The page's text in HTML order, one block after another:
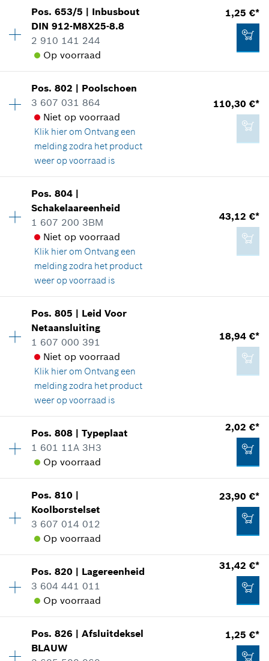
Aan winkelwagen toevoegen
58,02 €*
Aan winkelwagen toevoegen
Prijsgroep:32
reserveonderdelen informatie
Toepassingsinstructie
27,81 €*
*Prijs incl. BTW
Pos.653/5 | Inbusbout
DIN 912-M8X25-8.8
2 910 141 244
Op voorraad
1,25 €*
Prijsgroep :11
reserveonderdelen informatie
Toepassingsinstructie
In weergave tonen
1,25 €*
*Prijs incl. BTW
Aan winkelwagen toevoegen
Pos.802 | Poolschoen
3 607 031 864
Niet op voorraad
Klik hier om Ontvang een
melding zodra het product
weer op voorraad is
110,30 €*
Prijsgroep
reserveonderdelen informatie
Toepassingsinstructie
In weergave tonen
110,30 €*
*Prijs incl. BTW
Aan winkelwagen toevoegen
Pos.804 |
Schakelaareenheid
1 607 200 3BM
Niet op voorraad
Klik hier om Ontvang een
melding zodra het product
weer op voorraad is
43,12 €*
Prijsgroep :36
reserveonderdelen informatie
Toepassingsinstructie
In weergave tonen
43,12 €*
*Prijs incl. BTW
Pos.805 | Leid Voor
Netaansluiting
1 607 000 391
Niet op voorraad
Klik hier om Ontvang een
melding zodra het product
weer op voorraad is
18,94 €*
Beschikbaarheid 1
Prijsgroep :29
reserveonderdelen informatie
Toepassingsinstructie
In weergave tonen
18,94 €*
Aan winkelwagen toevoegen
Pos.808 |Typeplaat
1 601 11A 3H3
Op voorraad
2,02 €*
Beschikbaarheid
Prijsgroep:13
reserveonderdelen informatie
Toepassingsinstructie
In weergave tonen
2,02 €*
Pos.810 |
Koolborstelset
3 607 014 012
Op voorraad
23,90 €*
Beschikbaarheid 1
Prijsgroep :31
reserveonderdelen informatie
Toepassingsinstructie
In weergave tonen
Pos.820 | Lagereenheid
3 604 441 011
Op voorraad
31,42 €*
Beschikbaarheid 1
Prijsgroep
Pos.826 |Afsluitdeksel
BLAUW
1,25 €*